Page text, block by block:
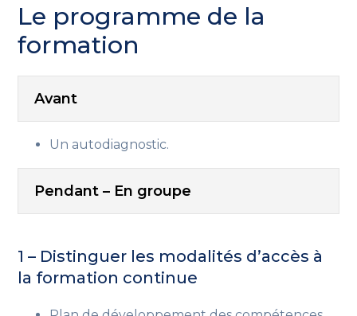
Le programme de la
formation
Avant
Un autodiagnostic.
Pendant – En groupe
1 – Distinguer les modalités d’accès à
la formation continue